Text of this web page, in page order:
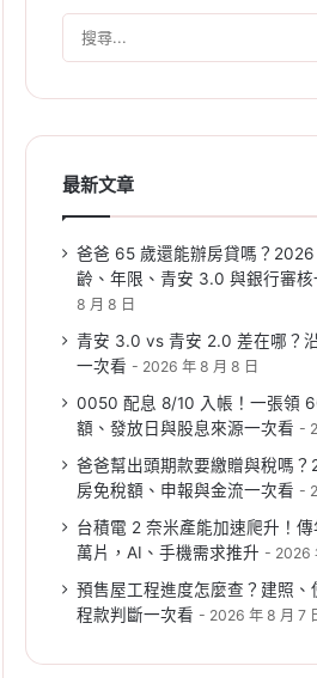
最新文章
爸爸 65 歲還能辦房貸嗎？
齡、年限、青安 3.0 與銀行審核
8 月 8 日
青安 3.0 vs 青安 2.0 差在哪？
一次看
2026 年 8 月 8 日
0050 配息 8/10 入帳！一張領
額、發放日與股息來源一次看
爸爸幫出頭期款要繳贈與稅嗎
房免稅額、申報與金流一次看
台積電 2 奈米產能加速爬升！
萬片，AI、手機需求推升
2026
預售屋工程進度怎麼查？建照、
程款判斷一次看
2026 年 8 月 7